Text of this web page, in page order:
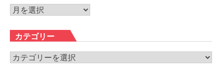
ア
カ
イ
ブ
カテゴリー
カ